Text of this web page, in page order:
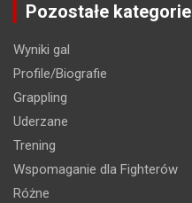
Pozostałe kategorie
Wyniki gal
Profile/Biografie
Grappling
Uderzane
Trening
Wspomaganie dla Fighterów
Różne